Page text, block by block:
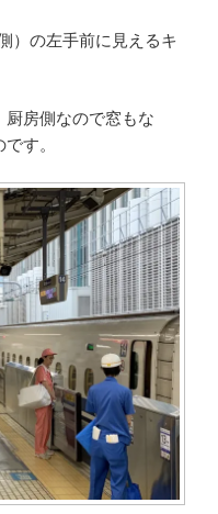
）の左手前に見えるキ
厨房側なので窓もな
す。